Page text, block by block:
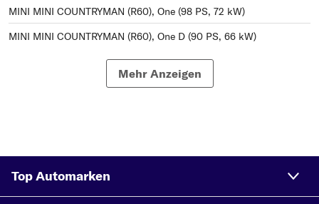
MINI MINI COUNTRYMAN (R60), One (98 PS, 72 kW)
MINI MINI COUNTRYMAN (R60), One D (90 PS, 66 kW)
MINI MINI COUNTRYMAN (R60), Cooper D (112 PS, 82 kW)
MINI MINI COUNTRYMAN (R60), Cooper S (184 PS, 135 kW)
PS, 160 kW)
MINI MINI COUNTRYMAN (R60), Cooper (120 PS, 88 kW)
Mehr Anzeigen
Top Automarken